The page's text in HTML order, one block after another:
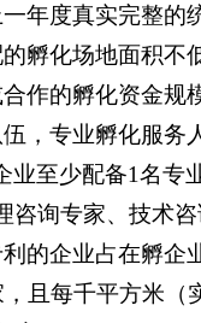
年度真实完整的
的孵化场地面积
合作的孵化资金
伍，专业孵化服
业至少配备1名
咨询专家、技术
利的企业占在孵
，且每千平方米